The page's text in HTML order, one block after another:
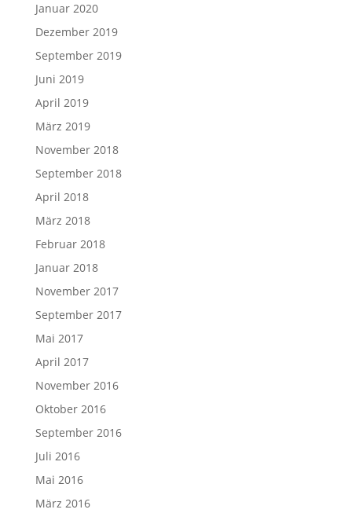
Januar 2020
Dezember 2019
September 2019
Juni 2019
April 2019
März 2019
November 2018
September 2018
April 2018
März 2018
Februar 2018
Januar 2018
November 2017
September 2017
Mai 2017
April 2017
November 2016
Oktober 2016
September 2016
Juli 2016
Mai 2016
März 2016